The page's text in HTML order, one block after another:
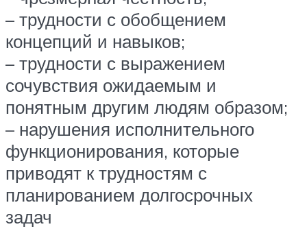
– трудности с обобщением
концепций и навыков;
– трудности с выражением
сочувствия ожидаемым и
понятным другим людям образом;
– нарушения исполнительного
функционирования, которые
приводят к трудностям с
планированием долгосрочных
задач